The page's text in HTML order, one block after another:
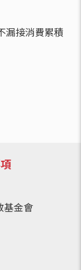
漏接消費累積
基金會